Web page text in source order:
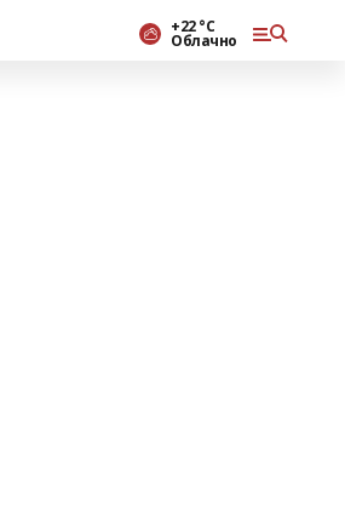
+22 °С
Облачно